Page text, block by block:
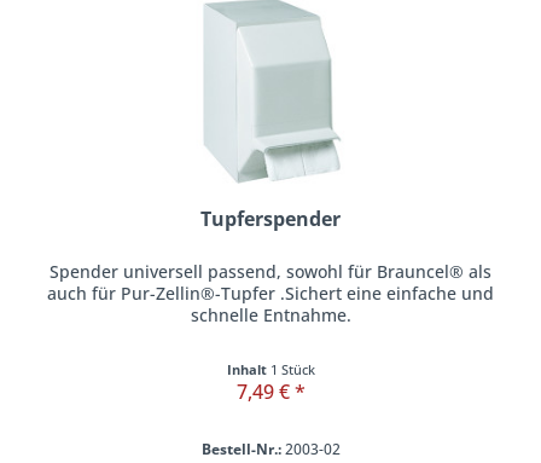
Tupferspender
Spender universell passend, sowohl für Brauncel® als
auch für Pur-Zellin®-Tupfer .Sichert eine einfache und
schnelle Entnahme.
Inhalt 1 Stück
7,49 € *
Bestell-Nr.:2003-02